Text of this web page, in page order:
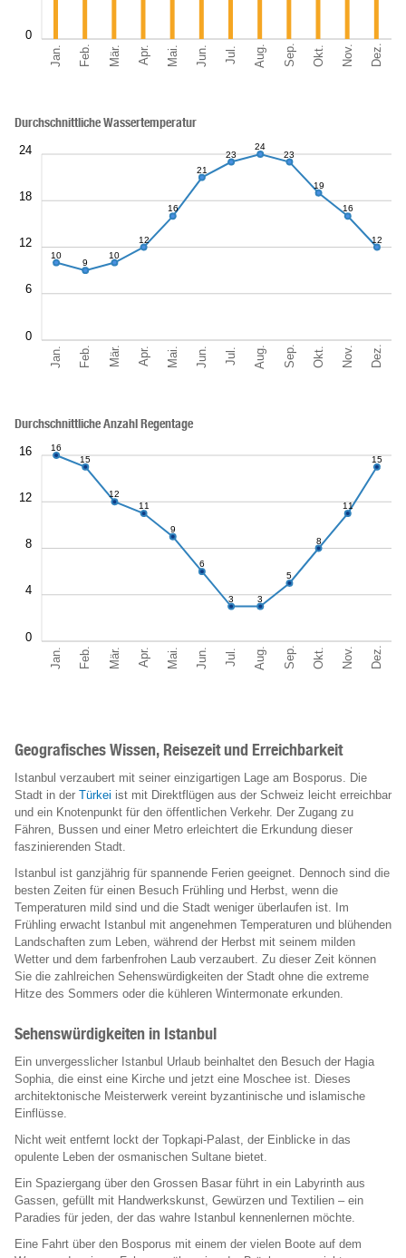
Jan. Feb. Mär. Apr. Mai. Jun. Jul. Aug. Sep. Okt. Nov. Dez.
0
Jan. Feb. Mär. Apr. Mai. Jun. Jul. Aug. Sep. Okt. Nov. Dez.
0
6
12
18
24
Durchschnittliche Wassertemperatur
10
9
10
12
16
21
23
24
23
19
16
12
Jan. Feb. Mär. Apr. Mai. Jun. Jul. Aug. Sep. Okt. Nov. Dez.
0
4
8
12
16
Durchschnittliche Anzahl Regentage
16
15
12
11
9
6
3 3
5
8
11
15
Geografisches Wissen, Reisezeit und Erreichbarkeit
Istanbul verzaubert mit seiner einzigartigen Lage am Bosporus. Die
Stadt in der Türkei ist mit Direktflügen aus der Schweiz leicht erreichbar
und ein Knotenpunkt für den öffentlichen Verkehr. Der Zugang zu
Fähren, Bussen und einer Metro erleichtert die Erkundung dieser
faszinierenden Stadt.
Istanbul ist ganzjährig für spannende Ferien geeignet. Dennoch sind die
besten Zeiten für einen Besuch Frühling und Herbst, wenn die
Temperaturen mild sind und die Stadt weniger überlaufen ist. Im
Frühling erwacht Istanbul mit angenehmen Temperaturen und blühenden
Landschaften zum Leben, während der Herbst mit seinem milden
Wetter und dem farbenfrohen Laub verzaubert. Zu dieser Zeit können
Sie die zahlreichen Sehenswürdigkeiten der Stadt ohne die extreme
Hitze des Sommers oder die kühleren Wintermonate erkunden.
Sehenswürdigkeiten in Istanbul
Ein unvergesslicher Istanbul Urlaub beinhaltet den Besuch der Hagia
Sophia, die einst eine Kirche und jetzt eine Moschee ist. Dieses
architektonische Meisterwerk vereint byzantinische und islamische
Einflüsse.
Nicht weit entfernt lockt der Topkapi-Palast, der Einblicke in das
opulente Leben der osmanischen Sultane bietet.
Ein Spaziergang über den Grossen Basar führt in ein Labyrinth aus
Gassen, gefüllt mit Handwerkskunst, Gewürzen und Textilien – ein
Paradies für jeden, der das wahre Istanbul kennenlernen möchte.
Eine Fahrt über den Bosporus mit einem der vielen Boote auf dem